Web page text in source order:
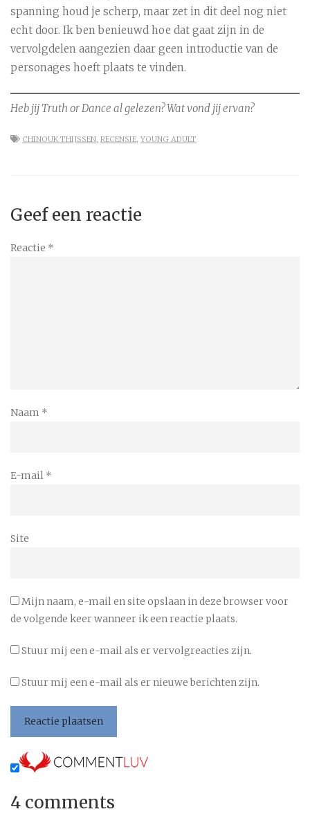
spanning houd je scherp, maar zet in dit deel nog niet
echt door. Ik ben benieuwd hoe dat gaat zijn in de
vervolgdelen aangezien daar geen introductie van de
personages hoeft plaats te vinden.
Heb jij Truth or Dance al gelezen? Wat vond jij ervan?
CHINOUK THIJSSEN, RECENSIE, YOUNG ADULT
Geef een reactie
Reactie *
Naam *
E-mail *
Site
Mijn naam, e-mail en site opslaan in deze browser voor
de volgende keer wanneer ik een reactie plaats.
Stuur mij een e-mail als er vervolgreacties zijn.
Stuur mij een e-mail als er nieuwe berichten zijn.
4 comments